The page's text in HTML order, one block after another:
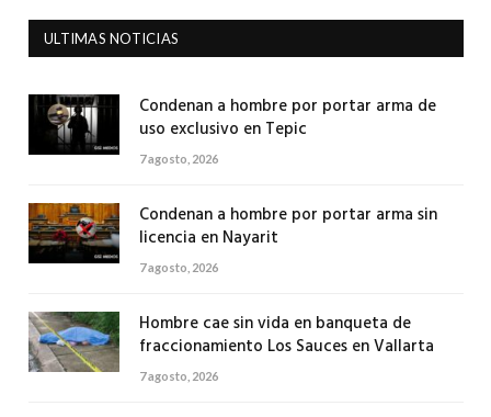
ULTIMAS NOTICIAS
Condenan a hombre por portar arma de
uso exclusivo en Tepic
7 agosto, 2026
Condenan a hombre por portar arma sin
licencia en Nayarit
7 agosto, 2026
Hombre cae sin vida en banqueta de
fraccionamiento Los Sauces en Vallarta
7 agosto, 2026